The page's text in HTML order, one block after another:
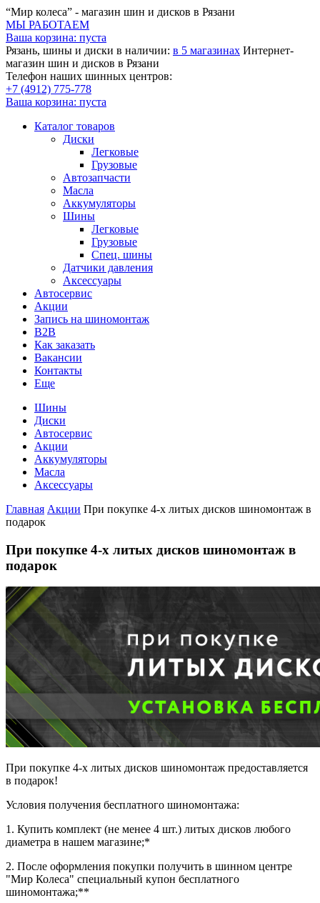
“Мир колеса” - магазин шин и дисков в Рязани
МЫ РАБОТАЕМ
Ваша корзина: пуста
Рязань, шины и диски в наличии: в 5 магазинах Интернет-
магазин шин и дисков в Рязани
Телефон наших шинных центров:
+7 (4912) 775-778
Ваша корзина: пуста
Каталог товаров
Диски
Легковые
Грузовые
Автозапчасти
Масла
Аккумуляторы
Шины
Легковые
Грузовые
Спец. шины
Датчики давления
Аксессуары
Автосервис
Акции
Запись на шиномонтаж
B2B
Как заказать
Вакансии
Контакты
Еще
Шины
Диски
Автосервис
Акции
Аккумуляторы
Масла
Аксессуары
Главная Акции При покупке 4-х литых дисков шиномонтаж в
подарок
При покупке 4-х литых дисков шиномонтаж в
подарок
При покупке 4-х литых дисков шиномонтаж предоставляется
в подарок!
Условия получения бесплатного шиномонтажа:
1. Купить комплект (не менее 4 шт.) литых дисков любого
диаметра в нашем магазине;*
2. После оформления покупки получить в шинном центре
"Мир Колеса" специальный купон бесплатного
шиномонтажа;**